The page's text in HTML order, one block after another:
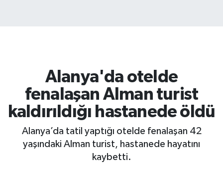
Alanya'da otelde
fenalaşan Alman turist
kaldırıldığı hastanede öldü
Alanya’da tatil yaptığı otelde fenalaşan 42
yaşındaki Alman turist, hastanede hayatını
kaybetti.
Diğer
Dünya
Ekonomi
Gizlilik İlkeleri - Privacy Policy
Haber Arşivi